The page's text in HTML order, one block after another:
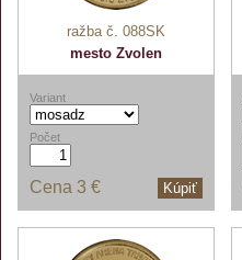
ražba č. 088SK
mesto Zvolen
Variant
Počet
Kúpiť
Cena 3 €